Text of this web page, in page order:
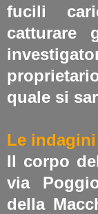
fucili
catturare
quale si
Le
Il corpo
via
della